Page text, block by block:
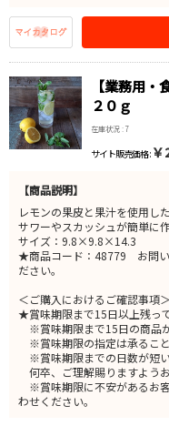
【業務用
２０ｇ
在庫状況 : 7
サイト販売価格 :
【商品説明】
レモンの果皮と果汁を使用し
サワーやスカッシュが簡単に
サイズ：9.8×9.8×14.3
★商品コード：48779 お問い
ださい。
＜ご購入におけるご確認事項＞
★賞味期限まで15日以上残っ
※賞味期限まで15日の商品
※賞味期限の指定は承ること
※賞味期限までの日数が短い
何卒、ご理解賜りますよう
※賞味期限に不安があるお
わせください。